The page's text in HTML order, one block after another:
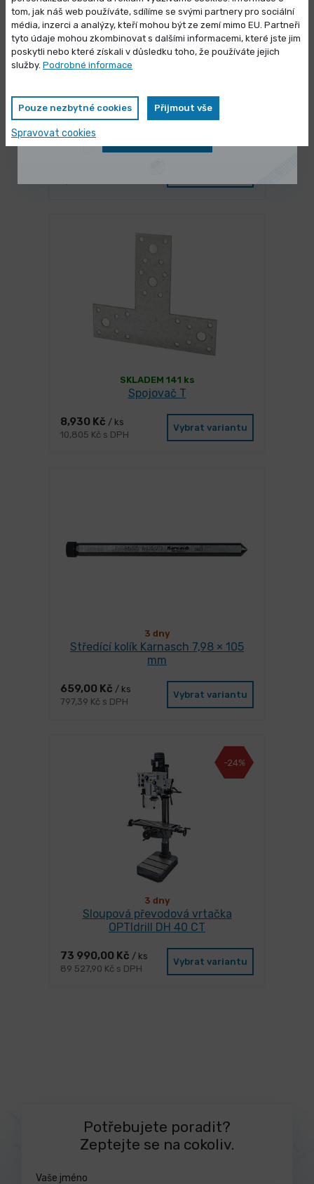
Kolík válcový nekalený DIN 7A m6
SKLADEM 141 ks
Spojovač T
8,930 Kč / ks
10,805 Kč s DPH
Vybrat variantu
3 dny
Středící kolík Karnasch 7,98 × 105
mm
659,00 Kč / ks
797,39 Kč s DPH
Vybrat variantu
-24%
3 dny
Sloupová převodová vrtačka
OPTIdrill DH 40 CT
73 990,00 Kč / ks
89 527,90 Kč s DPH
Vybrat variantu
Potřebujete poradit?
Zeptejte se na cokoliv.
Vaše jméno
tom, jak náš web používáte, sdílíme se svými partnery pro sociální
média, inzerci a analýzy, kteří mohou být ze zemí mimo EU. Partneři
tyto údaje mohou zkombinovat s dalšími informacemi, které jste jim
poskytli nebo které získali v důsledku toho, že používáte jejich
služby. Podrobné informace
Pouze nezbytné cookies Přijmout vše
Spravovat cookies
Výprodej skladových zásob
Vybrané produkty nyní pořídíte za